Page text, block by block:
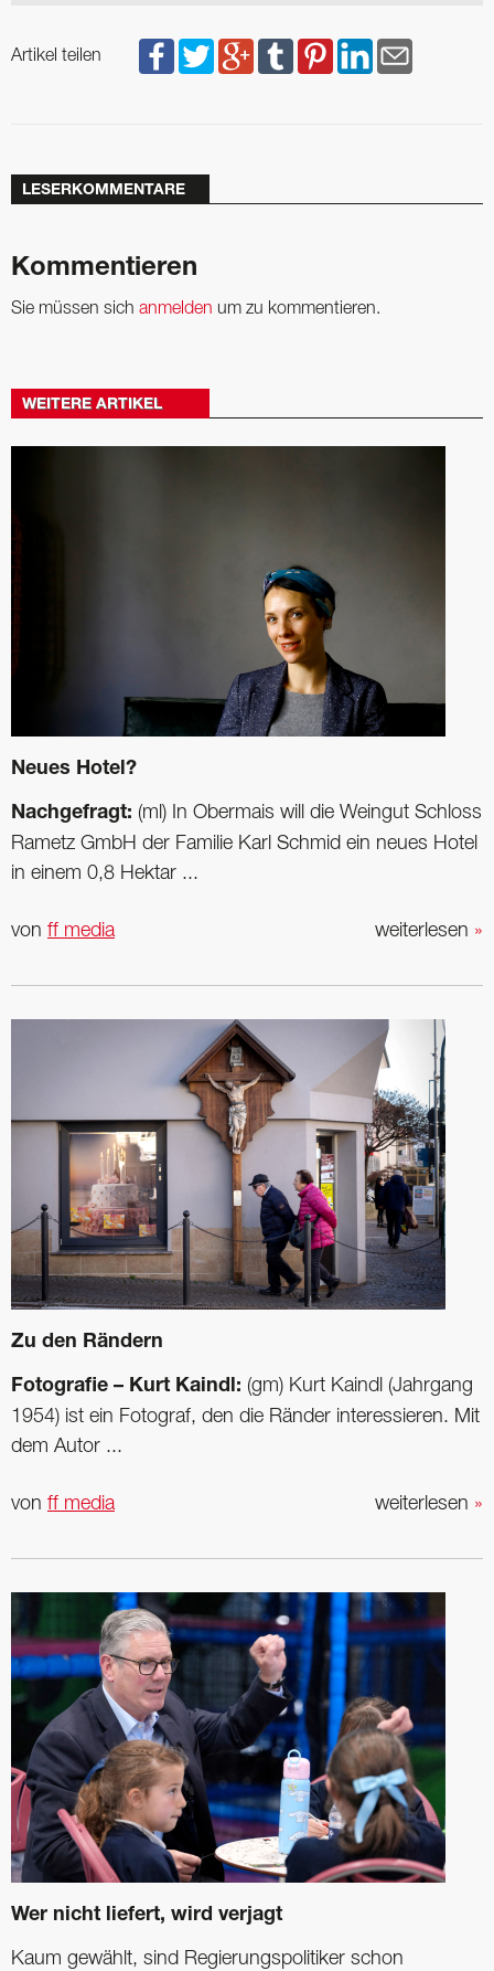
Artikel teilen
LESERKOMMENTARE
Kommentieren
Sie müssen sich anmelden um zu kommentieren.
WEITERE ARTIKEL
Neues Hotel?
Nachgefragt: (ml) In Obermais will die Weingut Schloss
Rametz GmbH der Familie Karl Schmid ein neues Hotel
in einem 0,8 Hektar ...
weiterlesen »
von ff media
Zu den Rändern
Fotografie – Kurt Kaindl: (gm) Kurt Kaindl (Jahrgang
1954) ist ein Fotograf, den die Ränder interessieren. Mit
dem Autor ...
weiterlesen »
von ff media
Wer nicht liefert, wird verjagt
Kaum gewählt, sind Regierungspolitiker schon